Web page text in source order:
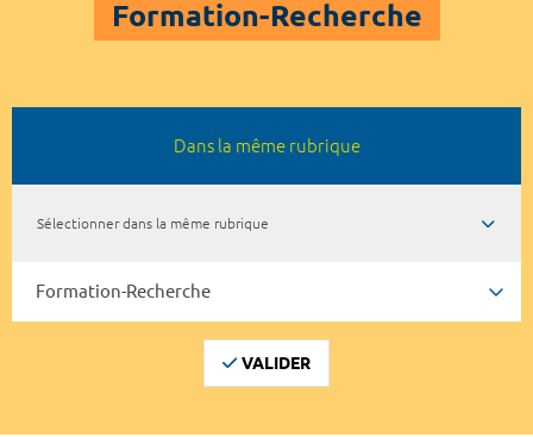
Formation-Recherche
Dans la même rubrique
Sélectionner dans la même rubrique
VALIDER